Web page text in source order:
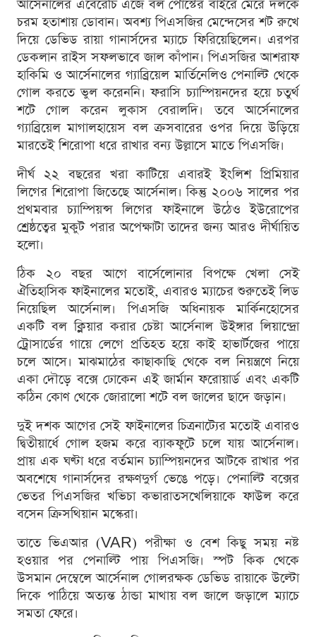
আর্সেনালের এবেরেচি এজে বল পোস্টের বাইরে মেরে দলকে
চরম হতাশায় ডোবান। অবশ্য পিএসজির মেন্দেসের শট রুখে
দিয়ে ডেভিড রায়া গানার্সদের ম্যাচে ফিরিয়েছিলেন। এরপর
ডেকলান রাইস সফলভাবে জাল কাঁপান। পিএসজির আশরাফ
হাকিমি ও আর্সেনালের গ্যাব্রিয়েল মার্তিনেলিও পেনাল্টি থেকে
গোল করতে ভুল করেননি। ফরাসি চ্যাম্পিয়নদের হয়ে চতুর্থ
শটে গোল করেন লুকাস বেরালদি। তবে আর্সেনালের
গ্যাব্রিয়েল মাগালহায়েস বল ক্রসবারের ওপর দিয়ে উড়িয়ে
মারতেই শিরোপা ধরে রাখার বন্য উল্লাসে মাতে পিএসজি।
দীর্ঘ ২২ বছরের খরা কাটিয়ে এবারই ইংলিশ প্রিমিয়ার
লিগের শিরোপা জিতেছে আর্সেনাল। কিন্তু ২০০৬ সালের পর
প্রথমবার চ্যাম্পিয়ন্স লিগের ফাইনালে উঠেও ইউরোপের
শ্রেষ্ঠত্বের মুকুট পরার অপেক্ষাটা তাদের জন্য আরও দীর্ঘায়িত
হলো।
ঠিক ২০ বছর আগে বার্সেলোনার বিপক্ষে খেলা সেই
ঐতিহাসিক ফাইনালের মতোই, এবারও ম্যাচের শুরুতেই লিড
নিয়েছিল আর্সেনাল। পিএসজি অধিনায়ক মার্কিনহোসের
একটি বল ক্লিয়ার করার চেষ্টা আর্সেনাল উইঙ্গার লিয়ান্দ্রো
ট্রোসার্ডের গায়ে লেগে প্রতিহত হয়ে কাই হাভার্টজের পায়ে
চলে আসে। মাঝমাঠের কাছাকাছি থেকে বল নিয়ন্ত্রণে নিয়ে
একা দৌড়ে বক্সে ঢোকেন এই জার্মান ফরোয়ার্ড এবং একটি
কঠিন কোণ থেকে জোরালো শটে বল জালের ছাদে জড়ান।
দুই দশক আগের সেই ফাইনালের চিত্রনাট্যের মতোই এবারও
দ্বিতীয়ার্ধে গোল হজম করে ব্যাকফুটে চলে যায় আর্সেনাল।
প্রায় এক ঘণ্টা ধরে বর্তমান চ্যাম্পিয়নদের আটকে রাখার পর
অবশেষে গানার্সদের রক্ষণদুর্গ ভেঙে পড়ে। পেনাল্টি বক্সের
ভেতর পিএসজির খভিচা কভারাতসখেলিয়াকে ফাউল করে
বসেন ক্রিসথিয়ান মস্কেরা।
তাতে ভিএআর (VAR) পরীক্ষা ও বেশ কিছু সময় নষ্ট
হওয়ার পর পেনাল্টি পায় পিএসজি। স্পট কিক থেকে
উসমান দেম্বেলে আর্সেনাল গোলরক্ষক ডেভিড রায়াকে উল্টো
দিকে পাঠিয়ে অত্যন্ত ঠান্ডা মাথায় বল জালে জড়ালে ম্যাচে
সমতা ফেরে।